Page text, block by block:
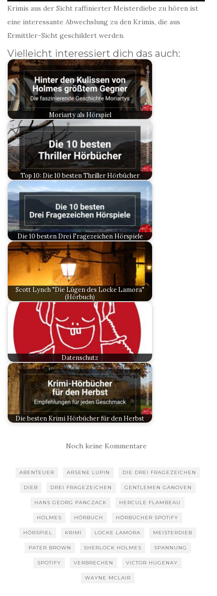
Krimis aus der Sicht raffinierter Meisterdiebe zu hören ist
eine interessante Abwechslung zu den Krimis, die aus
Ermittler-Sicht geschildert werden.
Vielleicht interessiert dich das auch:
Moriarty als Hörspiel
Top 10: Die 10 besten Thriller Hörbücher
Die 10 besten Drei Fragezeichen Hörspiele
Scott Lynch "Die Lügen des Locke Lamora"
(Hörbuch)
Datenschutz
Die besten Krimi Hörbücher für den Herbst
Noch keine Kommentare
ABENTEUER ARSENE LUPIN DIE DREI FRAGEZEICHEN
DIEB DREI FRAGEZEICHEN GENTLEMEN GANOVEN
HANS GEORG PANCZACK HERCULE FLAMBEAU
HOLMES HÖRBUCH HÖRBÜCHER SPOTIFY
HÖRSPIEL KRIMI LOCKE LAMORA MEISTERDIEB
PATER BROWN SHERLOCK HOLMES SPANNUNG
SPOTIFY VERBRECHEN VICTOR HUGENAY
WAYNE MCLAIR